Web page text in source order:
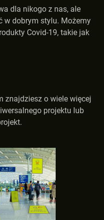
dla nikogo z nas, ale
w dobrym stylu. Możemy
Covid-19, takie jak
znajdziesz o wiele więcej
projektu lub